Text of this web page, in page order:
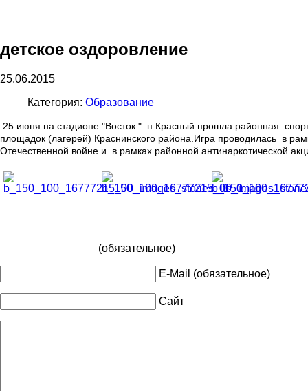
детское оздоровление
25.06.2015
Категория: Образование
25 июня на стадионе "Восток " п Красный прошла районная
площадок (лагерей) Краснинского района.Игра проводилась в
Отечественной войне и в рамках районной антинаркотической
(обязательное)
E-Mail (обязательное)
Сайт